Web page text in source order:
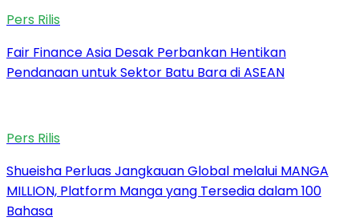
Pers Rilis
Fair Finance Asia Desak Perbankan Hentikan
Pendanaan untuk Sektor Batu Bara di ASEAN
Pers Rilis
Shueisha Perluas Jangkauan Global melalui MANGA
MILLION, Platform Manga yang Tersedia dalam 100
Bahasa